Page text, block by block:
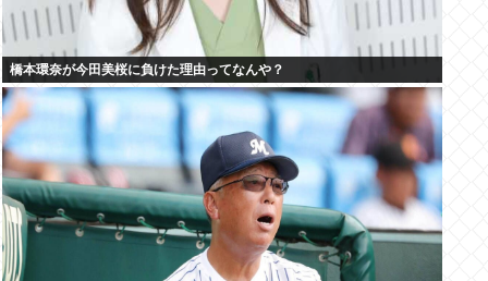
橋本環奈が今田美桜に負けた理由ってなんや？